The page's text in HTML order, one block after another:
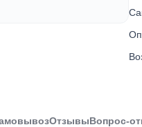
ОтзывыВопрос-